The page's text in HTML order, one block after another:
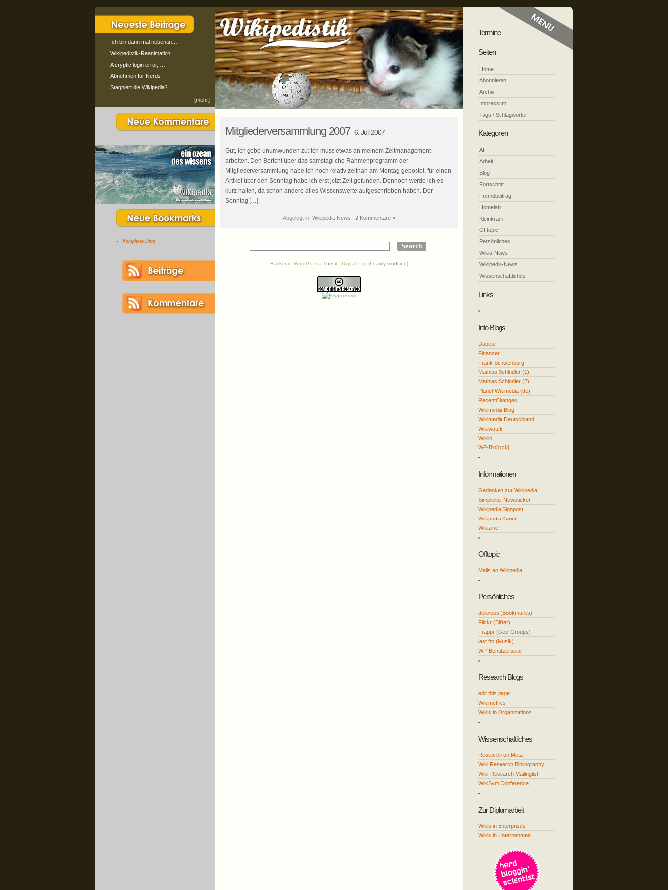
Ich bin dann mal nebenan…
Wikipedistik-Reanimation
A cryptic login error, …
Abnehmen für Nerds
Stagniert die Wikipedia?
[mehr]
Komplette Liste
Mitgliederversammlung 2007 6. Juli 2007
Gut, ich gebe unumwunden zu: Ich muss etwas an meinem Zeitmanagement
arbeiten. Den Bericht über das samstagliche Rahmenprogramm der
Mitgliederversammlung habe ich noch relativ zeitnah am Montag gepostet, für einen
Artikel über den Sonntag habe ich erst jetzt Zeit gefunden. Dennoch werde ich es
kurz halten, da schon andere alles Wissenswerte aufgeschrieben haben. Der
Sonntag […]
Abgelegt in: Wikipedia-News | 2 Kommentare »
Backend: WordPress| Theme: Digital Pop (heavily modified)
Termine
Seiten
Home
Abonnieren
Archiv
Impressum
Tags / Schlagwörter
Kategorien
AI
Arbeit
Blog
Fortschritt
Fremdbeitrag
Homelab
Kleinkram
Offtopic
Persönliches
Wikia-News
Wikipedia-News
Wissenschaftliches
Links
Info Blogs
Dapete
Finanzer
Frank Schulenburg
Mathias Schindler (1)
Mathias Schindler (2)
Planet Wikimedia (de)
RecentChanges
Wikimedia Blog
Wikimedia Deutschland
Wikiwatch
Wiklin
WP-Blo[g|ck]
Informationen
Gedanken zur Wikipedia
Simplicius Newsticker
Wikipedia Signpost
Wikipedia:Kurier
Wikizine
Offtopic
Mails an Wikipedia
Persönliches
delicious (Bookmarks)
Flickr (Bilder)
Frappr (Geo-Groups)
last.fm (Musik)
WP-Benutzerseite
Research Blogs
edit this page
Wikimetrics
Wikis in Organizations
Wissenschaftliches
Research on Meta
Wiki Research Bibliography
Wiki-Research Mailinglist
WikiSym Conference
Zur Diplomarbeit
Wikis in Enterprises
Wikis in Unternehmen